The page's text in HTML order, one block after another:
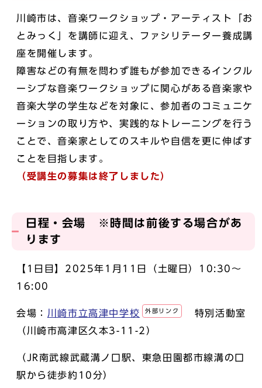
川崎市は、音楽ワークショップ・アーティスト「お
とみっく」を講師に迎え、ファシリテーター養成講
座を開催します。
障害などの有無を問わず誰もが参加できるインクル
ーシブな音楽ワークショップに関心がある音楽家や
音楽大学の学生などを対象に、参加者のコミュニケ
ーションの取り方や、実践的なトレーニングを行う
ことで、音楽家としてのスキルや自信を更に伸ばす
ことを目指します。
（受講生の募集は終了しました）
日程・会場 ※時間は前後する場合があ
ります
【1日目】2025年1月11日（土曜日）10:30～
16:00
会場： 川崎市立高津中学校 外部リンク
特別活動室
（川崎市高津区久本3-11-2）
（JR南武線武蔵溝ノ口駅、東急田園都市線溝の口
駅から徒歩約10分）